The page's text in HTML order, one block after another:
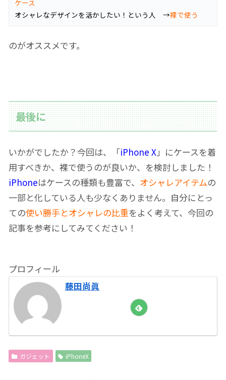
ケース
オシャレなデザインを活かしたい！という人 →裸で使う
のがオススメです。
最後に
いかがでしたか？今回は、「iPhone X」にケースを着
用すべきか、裸で使うのが良いか、を検討しました！
iPhoneはケースの種類も豊富で、 オシャレアイテムの
一部と化している人も少なくありません。自分にとっ
ての使い勝手とオシャレの比重をよく考えて、今回の
記事を参考にしてみてください！
プロフィール
藤田尚眞
ガジェット iPhoneX